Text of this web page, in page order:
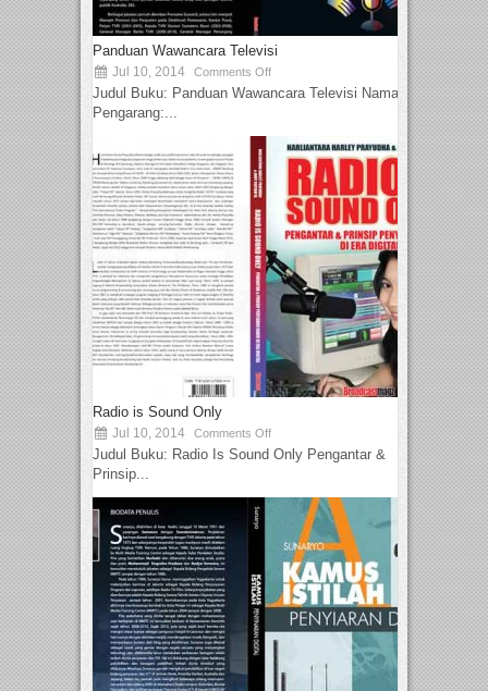
Panduan Wawancara Televisi
Jul 10, 2014 Comments Off
Judul Buku: Panduan Wawancara Televisi Nama
Pengarang:...
Radio is Sound Only
Jul 10, 2014 Comments Off
Judul Buku: Radio Is Sound Only Pengantar &
Prinsip...